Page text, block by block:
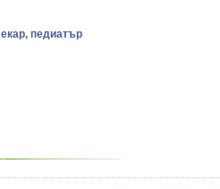
педиатър